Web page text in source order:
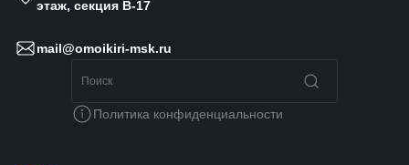
этаж, секция B-17
mail@omoikiri-msk.ru
Политика конфиденциальности